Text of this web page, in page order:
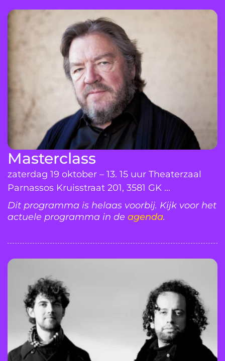
Masterclass
zaterdag 19 oktober – 13. 15 uur Theaterzaal
Parnassos Kruisstraat 201, 3581 GK ...
Dit programma is helaas voorbij. Kijk voor het
actuele programma in de agenda.